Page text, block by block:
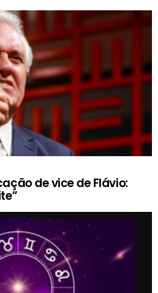
de vice de Flávio: